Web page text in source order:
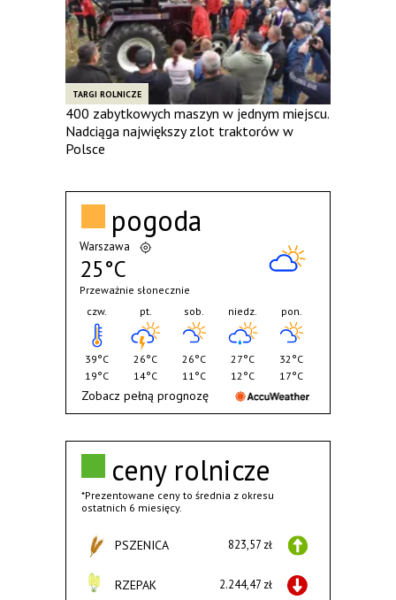
TARGI ROLNICZE
400 zabytkowych maszyn w jednym miejscu.
Nadciąga największy zlot traktorów w
Polsce
ceny rolnicze
*Prezentowane ceny to średnia z okresu
ostatnich 6 miesięcy.
PSZENICA 823,57 zł
RZEPAK 2.244,47 zł
pogoda
Warszawa
25°C
Przeważnie słonecznie
czw.
39°C
19°C
pt.
26°C
14°C
sob.
26°C
11°C
niedz.
27°C
12°C
pon.
32°C
17°C
Zobacz pełną prognozę